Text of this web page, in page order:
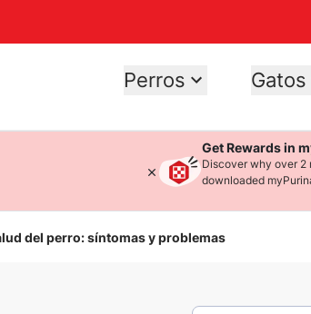
Perros Gatos
Get Rewards in
Discover why over 2
downloaded
del perro: síntomas y problemas